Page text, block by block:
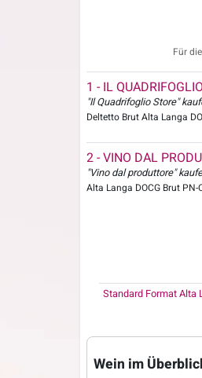
Für
1 - IL
"Il Quadrifoglio Store"
Deltetto Brut Alta Langa
2 - VINO DAL
"Vino dal produttore"
Alta Langa DOCG Brut
Standard Format Alta
Wein im